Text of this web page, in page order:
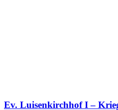
Ev. Luisenkirchhof I –